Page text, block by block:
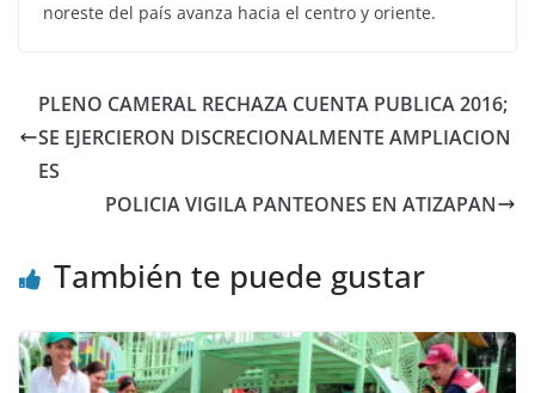
noreste del país avanza hacia el centro y oriente.
PLENO CAMERAL RECHAZA CUENTA PUBLICA 2016;
SE EJERCIERON DISCRECIONALMENTE AMPLIACION
ES
POLICIA VIGILA PANTEONES EN ATIZAPAN
También te puede gustar